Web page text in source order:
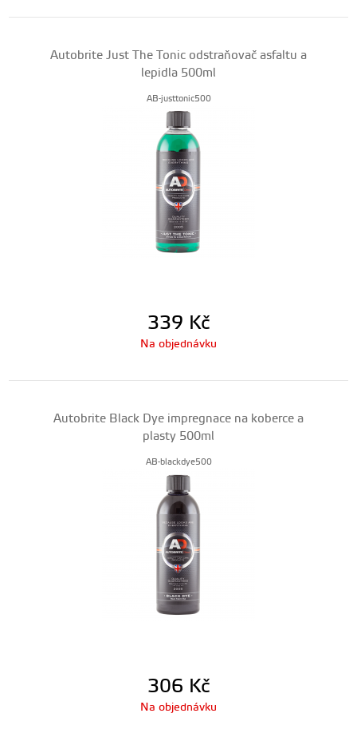
Autobrite Just The Tonic odstraňovač asfaltu a
lepidla 500ml
AB-justtonic500
339 Kč
Na objednávku
Autobrite Black Dye impregnace na koberce a
plasty 500ml
AB-blackdye500
306 Kč
Na objednávku